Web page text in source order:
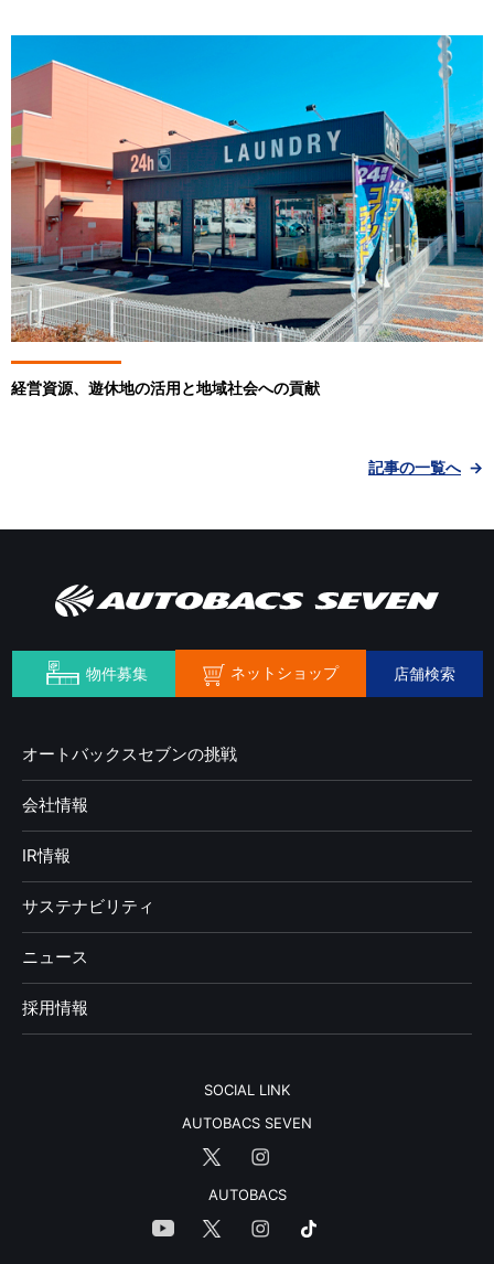
経営資源、遊休地の活用と地域社会への貢献
記事の一覧へ
物件募集 ネットショップ 店舗検索
オートバックスセブンの挑戦
会社情報
IR情報
サステナビリティ
ニュース
採用情報
SOCIAL LINK
AUTOBACS SEVEN
AUTOBACS